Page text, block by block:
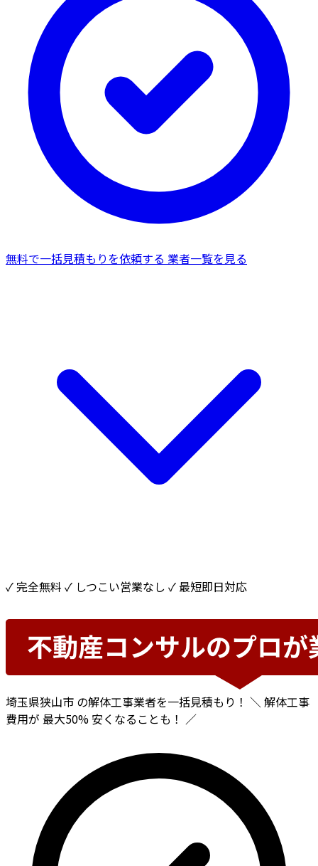
無料で一括見積もりを依頼する 業者一覧を見る
✓ 完全無料 ✓ しつこい営業なし ✓ 最短即日対応
埼玉県狭山市 の解体工事業者を一括見積もり！ ＼ 解体工事
費用が 最大50%安くなることも！ ／